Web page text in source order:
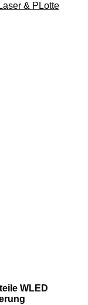
& PLotte
WLED